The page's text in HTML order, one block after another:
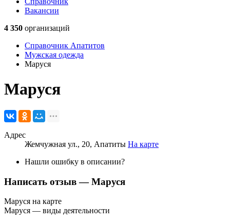
Вакансии
4 350 организаций
Справочник Апатитов
Мужская одежда
Маруся
Маруся
Адрес
Жемчужная ул., 20, Апатиты На карте
Нашли ошибку в описании?
Написать отзыв— Маруся
Маруся на карте
Маруся — виды деятельности